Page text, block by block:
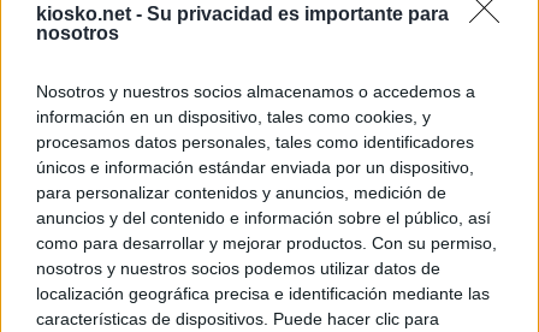
kiosko.net - Su privacidad es importante para
nosotros
Nosotros y nuestros socios almacenamos o accedemos a
información en un dispositivo, tales como cookies, y
procesamos datos personales, tales como identificadores
únicos e información estándar enviada por un dispositivo,
para personalizar contenidos y anuncios, medición de
anuncios y del contenido e información sobre el público, así
como para desarrollar y mejorar productos. Con su permiso,
nosotros y nuestros socios podemos utilizar datos de
localización geográfica precisa e identificación mediante las
características de dispositivos. Puede hacer clic para